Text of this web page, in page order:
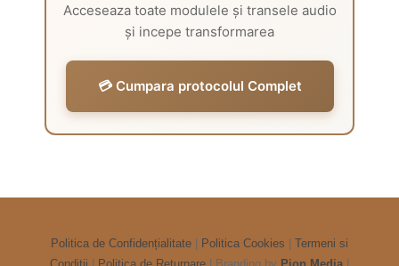
Acceseaza toate modulele și transele audio
și incepe transformarea
💳 Cumpara protocolul Complet
Politica de Confidențialitate Politica Cookies
Termeni si